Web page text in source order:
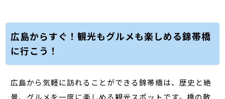
広島からすぐ！観光もグルメも楽しめる錦帯橋
に行こう！
広島から気軽に訪れることができる錦帯橋は、歴史と絶
景、グルメを一度に楽しめる観光スポットです。橋の散